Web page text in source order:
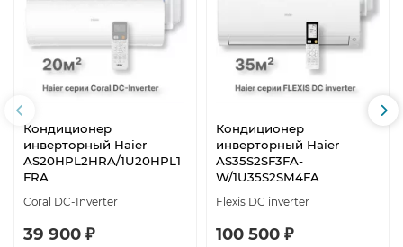
Кондиционер
инверторный Haier
AS20HPL2HRA/1U20HPL1
FRA
Coral DC-Inverter
39 900 ₽
Кондиционер
инверторный Haier
AS35S2SF3FA-
W/1U35S2SM4FA
Flexis DC inverter
100 500 ₽